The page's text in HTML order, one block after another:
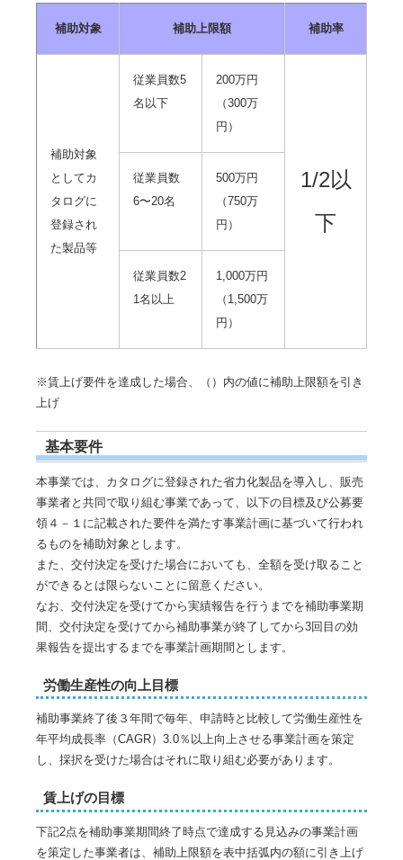
補助対象 補助上限額 補助率
補助対象
としてカ
タログに
登録され
た製品等
従業員数5
名以下
200万円
（300万
円）
1/2以
下
従業員数
6〜20名
500万円
（750万
円）
従業員数2
1名以上
1,000万円
（1,500万
円）
※賃上げ要件を達成した場合、（）内の値に補助上限額を引き
上げ
基本要件
本事業では、カタログに登録された省力化製品を導入し、販売
事業者と共同で取り組む事業であって、以下の目標及び公募要
領４－１に記載された要件を満たす事業計画に基づいて行われ
るものを補助対象とします。
また、交付決定を受けた場合においても、全額を受け取ること
ができるとは限らないことに留意ください。
なお、交付決定を受けてから実績報告を行うまでを補助事業期
間、交付決定を受けてから補助事業が終了してから3回目の効
果報告を提出するまでを事業計画期間とします。
労働生産性の向上目標
補助事業終了後３年間で毎年、申請時と比較して労働生産性を
年平均成長率（CAGR）3.0％以上向上させる事業計画を策定
し、採択を受けた場合はそれに取り組む必要があります。
賃上げの目標
下記2点を補助事業期間終了時点で達成する見込みの事業計画
を策定した事業者は、補助上限額を表中括弧内の額に引き上げ